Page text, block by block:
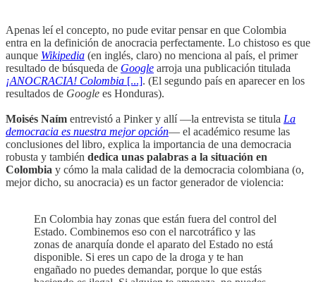
Apenas leí el concepto, no pude evitar pensar en que Colombia
entra en la definición de anocracia perfectamente. Lo chistoso es que
aunque Wikipedia (en inglés, claro) no menciona al país, el primer
resultado de búsqueda de Google arroja una publicación titulada
¡ANOCRACIA! Colombia [...]. (El segundo país en aparecer en los
resultados de Google es Honduras).
Moisés Naím entrevistó a Pinker y allí —la entrevista se titula La
democracia es nuestra mejor opción— el académico resume las
conclusiones del libro, explica la importancia de una democracia
robusta y también dedica unas palabras a la situación en
Colombia y cómo la mala calidad de la democracia colombiana (o,
mejor dicho, su anocracia) es un factor generador de violencia:
En Colombia hay zonas que están fuera del control del
Estado. Combinemos eso con el narcotráfico y las
zonas de anarquía donde el aparato del Estado no está
disponible. Si eres un capo de la droga y te han
engañado no puedes demandar, porque lo que estás